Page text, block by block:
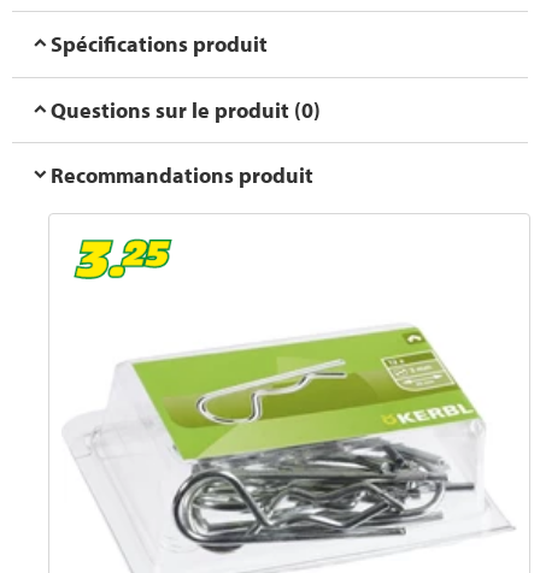
Spécifications produit
Questions sur le produit (0)
Recommandations produit